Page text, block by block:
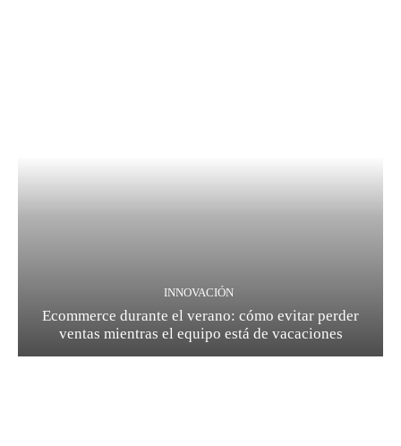
INNOVACIÓN
Ecommerce durante el verano: cómo evitar perder
ventas mientras el equipo está de vacaciones